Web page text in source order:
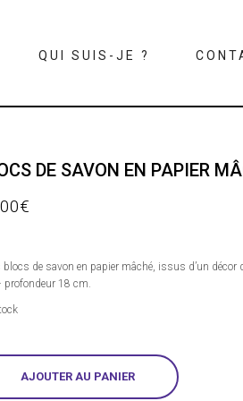
QUI SUIS-JE ?
DE SAVON EN PAPIER
€
blocs de savon en papier mâché, issus d’un
profondeur 18 cm.
AJOUTER AU PANIER